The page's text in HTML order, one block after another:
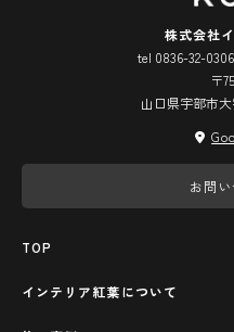
株式会社
tel 0836-32-
〒
山口県宇部市
お問
TOP
インテリア紅葉について